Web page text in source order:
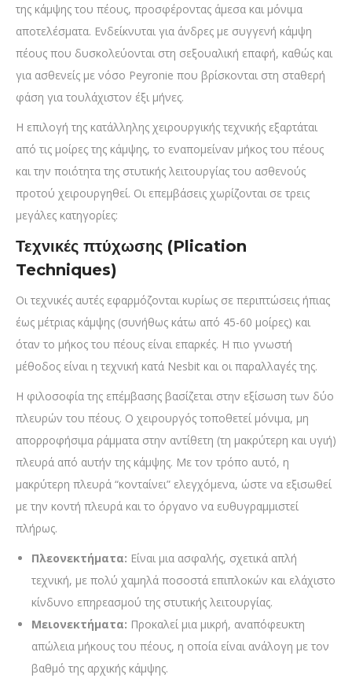
της κάμψης του πέους, προσφέροντας άμεσα και μόνιμα
αποτελέσματα. Ενδείκνυται για άνδρες με συγγενή κάμψη
πέους που δυσκολεύονται στη σεξουαλική επαφή, καθώς και
για ασθενείς με νόσο Peyronie που βρίσκονται στη σταθερή
φάση για τουλάχιστον έξι μήνες.
Η επιλογή της κατάλληλης χειρουργικής τεχνικής εξαρτάται
από τις μοίρες της κάμψης, το εναπομείναν μήκος του πέους
και την ποιότητα της στυτικής λειτουργίας του ασθενούς
προτού χειρουργηθεί. Οι επεμβάσεις χωρίζονται σε τρεις
μεγάλες κατηγορίες:
Τεχνικές πτύχωσης (Plication
Techniques)
Οι τεχνικές αυτές εφαρμόζονται κυρίως σε περιπτώσεις ήπιας
έως μέτριας κάμψης (συνήθως κάτω από 45-60 μοίρες) και
όταν το μήκος του πέους είναι επαρκές. Η πιο γνωστή
μέθοδος είναι η τεχνική κατά Nesbit και οι παραλλαγές της.
Η φιλοσοφία της επέμβασης βασίζεται στην εξίσωση των δύο
πλευρών του πέους. Ο χειρουργός τοποθετεί μόνιμα, μη
απορροφήσιμα ράμματα στην αντίθετη (τη μακρύτερη και υγιή)
πλευρά από αυτήν της κάμψης. Με τον τρόπο αυτό, η
μακρύτερη πλευρά “κονταίνει” ελεγχόμενα, ώστε να εξισωθεί
με την κοντή πλευρά και το όργανο να ευθυγραμμιστεί
πλήρως.
Πλεονεκτήματα: Είναι μια ασφαλής, σχετικά απλή
τεχνική, με πολύ χαμηλά ποσοστά επιπλοκών και ελάχιστο
κίνδυνο επηρεασμού της στυτικής λειτουργίας.
Μειονεκτήματα: Προκαλεί μια μικρή, αναπόφευκτη
απώλεια μήκους του πέους, η οποία είναι ανάλογη με τον
βαθμό της αρχικής κάμψης.